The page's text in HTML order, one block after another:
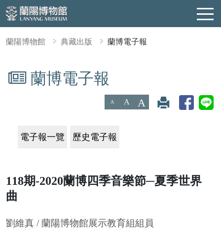
蘭陽博物館 典藏出版 蘭博電子報
蘭博電子報
A A A
電子報一覽 歷史電子報
118期-2020蘭博四季音樂節─夏季世界
曲
劉維真 / 蘭陽博物館展示教育組組員